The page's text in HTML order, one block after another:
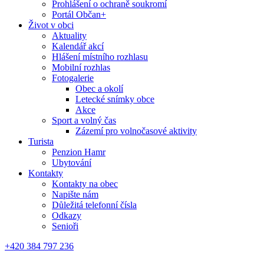
Prohlášení o ochraně soukromí
Portál Občan+
Život v obci
Aktuality
Kalendář akcí
Hlášení místního rozhlasu
Mobilní rozhlas
Fotogalerie
Obec a okolí
Letecké snímky obce
Akce
Sport a volný čas
Zázemí pro volnočasové aktivity
Turista
Penzion Hamr
Ubytování
Kontakty
Kontakty na obec
Napište nám
Důležitá telefonní čísla
Odkazy
Senioři
+420 384 797 236